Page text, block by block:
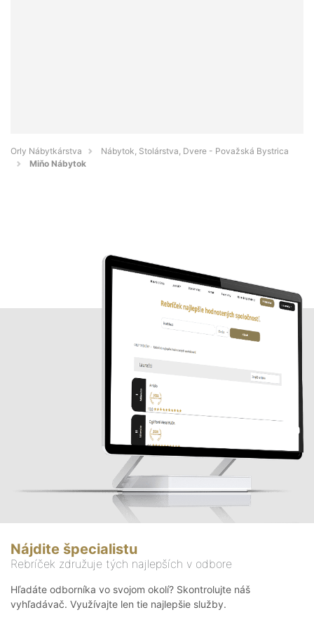
Orly Nábytkárstva
Nábytok, Stolárstva, Dvere - Považská Bystrica
Miňo Nábytok
Nájdite špecialistu
Rebríček združuje tých najlepších v odbore
Hľadáte odborníka vo svojom okolí? Skontrolujte náš
vyhľadávač. Využívajte len tie najlepšie služby.